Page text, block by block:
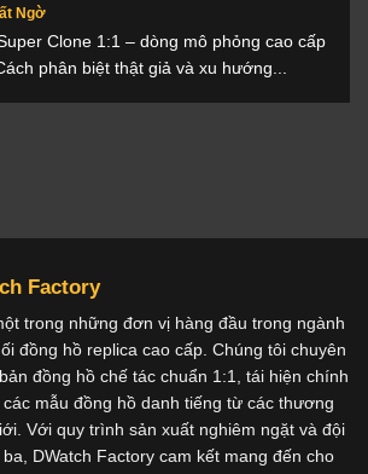
Ngờ
Clone 1:1 – dòng mô phỏng cao cấp
phân biệt thật giả và xu hướng...
Factory
trong những đơn vị hàng đầu trong ngành
đồng hồ replica cao cấp. Chúng tôi chuyên
đồng hồ chế tác chuẩn 1:1, tái hiện chính
mẫu đồng hồ danh tiếng từ các thương
Với quy trình sản xuất nghiêm ngặt và đội
DWatch Factory cam kết mang đến cho